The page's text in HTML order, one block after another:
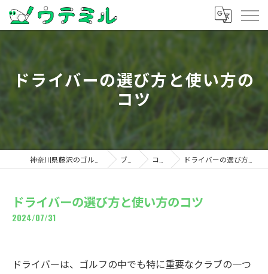
ドライバーの選び方と使い方の
コツ
ブログ コラム ドライバーの選び方と使い方のコツ
ドライバーの選び方と使い方のコツ
2024/07/31
ドライバーは、ゴルフの中でも特に重要なクラブの一つ